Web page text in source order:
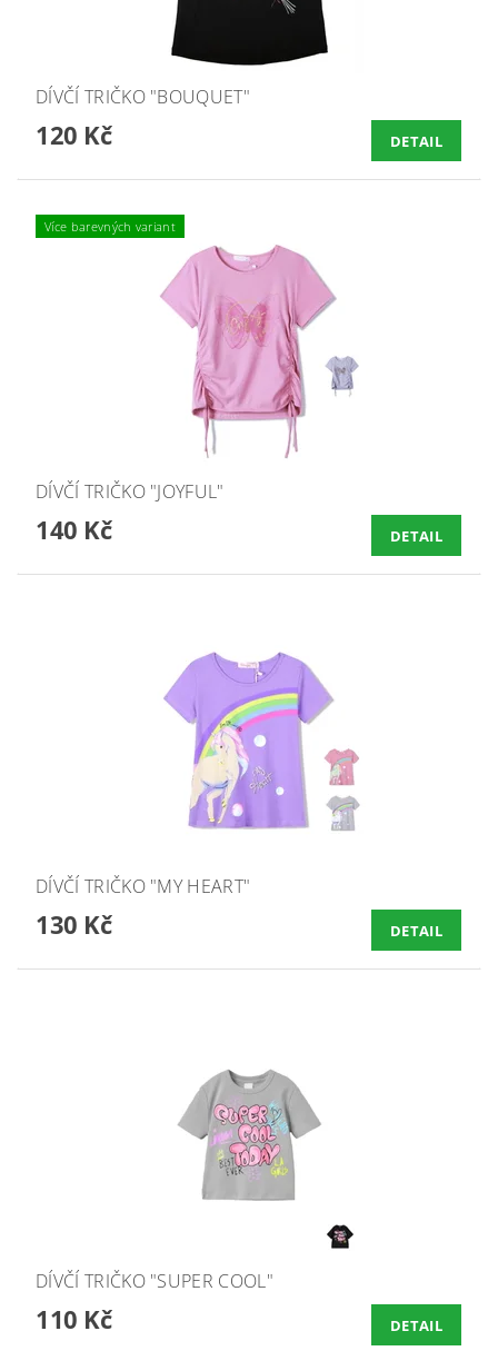
DÍVČÍ TRIČKO "BOUQUET"
120 Kč DETAIL
Více barevných variant
DÍVČÍ TRIČKO "JOYFUL"
140 Kč DETAIL
DÍVČÍ TRIČKO "MY HEART"
130 Kč DETAIL
DÍVČÍ TRIČKO "SUPER COOL"
110 Kč DETAIL